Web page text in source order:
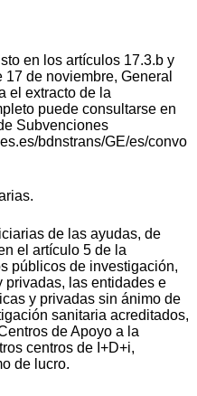
en los artículos 17.3.b y
de noviembre, General
el extracto de la
puede consultarse en
Subvenciones
bdnstrans/GE/es/convo
de las ayudas, de
el artículo 5 de la
públicos de investigación,
privadas, las entidades e
y privadas sin ánimo de
sanitaria acreditados,
de Apoyo a la
centros de I+D+i,
de lucro.